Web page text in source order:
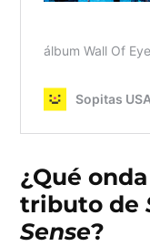
¿Qué
tributo de
Sense?